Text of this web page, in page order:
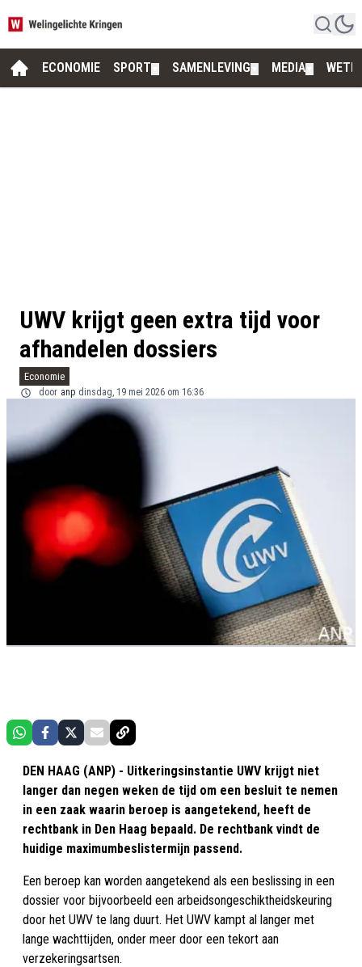
ECONOMIE SPORT SAMENLEVING MEDIA
UWV krijgt geen extra tijd voor
afhandelen dossiers
Economie
door anp dinsdag, 19 mei 2026 om 16:36
DEN HAAG (ANP) - Uitkeringsinstantie UWV krijgt niet
langer dan negen weken de tijd om een besluit te nemen
in een zaak waarin beroep is aangetekend, heeft de
rechtbank in Den Haag bepaald. De rechtbank vindt de
huidige maximumbeslistermijn passend.
Een beroep kan worden aangetekend als een beslissing in een
dossier voor bijvoorbeeld een arbeidsongeschiktheidskeuring
door het UWV te lang duurt. Het UWV kampt al langer met
lange wachttijden, onder meer door een tekort aan
verzekeringsartsen.